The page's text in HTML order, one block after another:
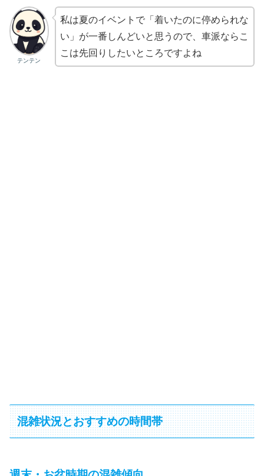
テンテン
私は夏のイベントで「着いたのに停められな
い」が一番しんどいと思うので、車派ならこ
こは先回りしたいところですよね
混雑状況とおすすめの時間帯